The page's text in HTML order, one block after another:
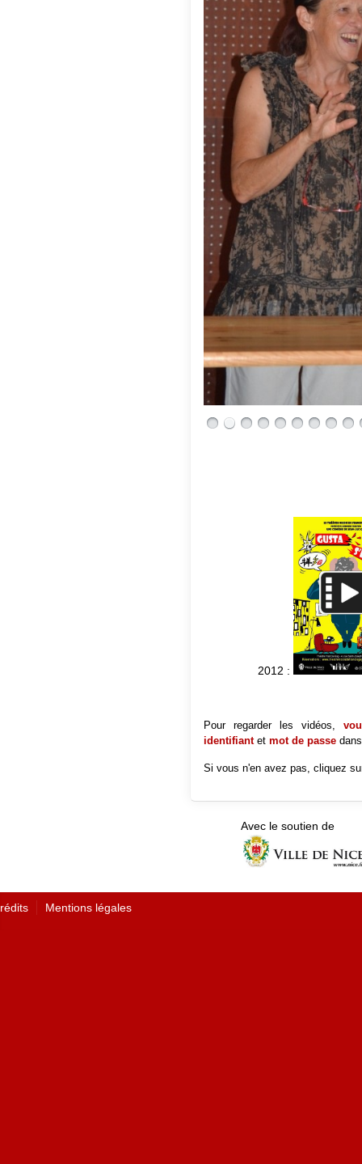
2012 :
Pour regarder les vidéos,
identifiantet mot de passe
Si vous n'en avez pas, cliquez
Avec le soutien de
Mentions légales